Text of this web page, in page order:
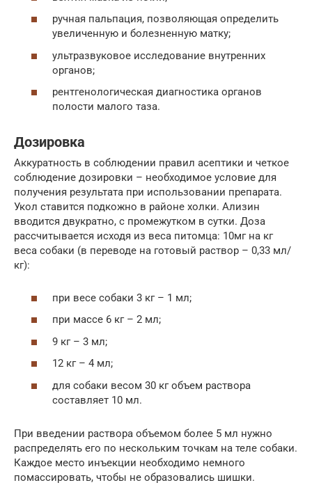
ручная пальпация, позволяющая определить
увеличенную и болезненную матку;
ультразвуковое исследование внутренних
органов;
рентгенологическая диагностика органов
полости малого таза.
Дозировка
Аккуратность в соблюдении правил асептики и четкое
соблюдение дозировки – необходимое условие для
получения результата при использовании препарата.
Укол ставится подкожно в районе холки. Ализин
вводится двукратно, с промежутком в сутки. Доза
рассчитывается исходя из веса питомца: 10мг на кг
веса собаки (в переводе на готовый раствор – 0,33 мл/
кг):
при весе собаки 3 кг – 1 мл;
при массе 6 кг – 2 мл;
9 кг – 3 мл;
12 кг – 4 мл;
для собаки весом 30 кг объем раствора
составляет 10 мл.
При введении раствора объемом более 5 мл нужно
распределять его по нескольким точкам на теле собаки.
Каждое место инъекции необходимо немного
помассировать, чтобы не образовались шишки.